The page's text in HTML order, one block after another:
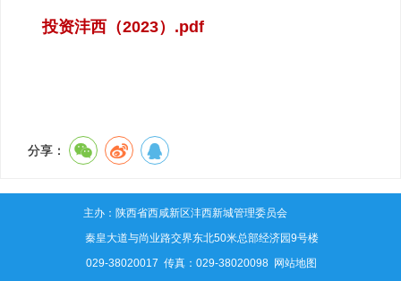
投资沣西（2023）.pdf
分享：
主办：陕西省西咸新区沣西新城管理委员会
地址：秦皇大道与尚业路交界东北50米总部经济园9号楼
电话：029-38020017 传真：029-38020098 网站地图